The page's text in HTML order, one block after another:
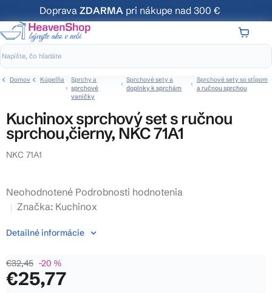
na
obsah
Doprava ZDARMA pri nákupe nad 300 €
Domov Kúpeľňa
Sprchy a
sprchové
vaničky
Sprchové sety a
doplnky k sprchám
Sprchové sety so stĺpom
a ručnou sprchou
Kuchinox sprchový set s ručnou
sprchou,čierny, NKC 71A1
NKC 71A1
Priemerné
hodnotenie
je
z
5
Neohodnotené Podrobnosti hodnotenia
Značka: Kuchinox
€32,45 –20 %
€25,77
Detailné informácie